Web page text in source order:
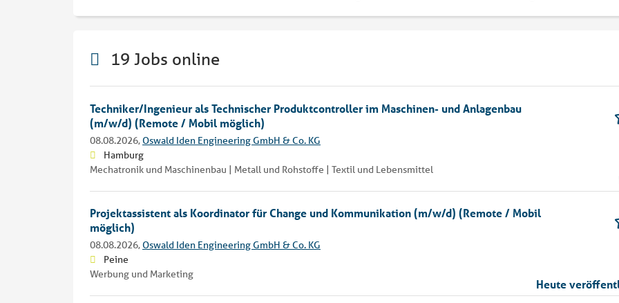
19 Jobs online
Techniker/Ingenieur als Technischer Produktcontroller im Maschinen- und Anlagenbau
(m/w/d) (Remote / Mobil möglich)
08.08.2026, Oswald Iden Engineering GmbH & Co. KG
Hamburg
Mechatronik und Maschinenbau | Metall und Rohstoffe | Textil und Lebensmittel
Projektassistent als Koordinator für Change und Kommunikation (m/w/d) (Remote / Mobil
möglich)
08.08.2026, Oswald Iden Engineering GmbH & Co. KG
Peine
Werbung und Marketing
Heute